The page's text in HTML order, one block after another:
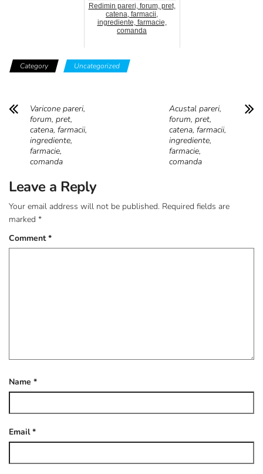
Redimin pareri, forum, pret,
catena, farmacii,
ingrediente, farmacie,
comanda
Category Uncategorized
Varicone pareri,
forum, pret,
catena, farmacii,
ingrediente,
farmacie,
comanda
Acustal pareri,
forum, pret,
catena, farmacii,
ingrediente,
farmacie,
comanda
Leave a Reply
Your email address will not be published. Required fields are
marked *
Comment*
Name *
Email*